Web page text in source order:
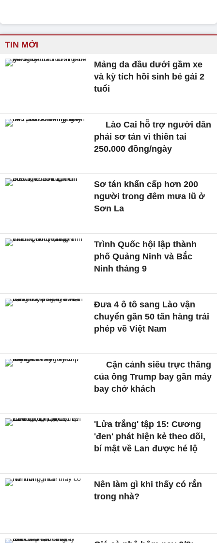
TIN MỚI
Mảng da đầu dưới gầm xe
và kỳ tích hồi sinh bé gái 2
tuổi
Lào Cai hỗ trợ người dân
phải sơ tán vì thiên tai
250.000 đồng/ngày
Sơ tán khẩn cấp hơn 200
người trong đêm mưa lũ ở
Sơn La
Trình Quốc hội lập thành
phố Quảng Ninh và Bắc
Ninh tháng 9
Đưa 4 ô tô sang Lào vận
chuyển gần 50 tấn hàng trái
phép về Việt Nam
Cận cảnh siêu trực thăng
của ông Trump bay gần máy
bay chở khách
'Lửa trắng' tập 15: Cương
'đen' phát hiện kẻ theo dõi,
bí mật về Lan được hé lộ
Nên làm gì khi thấy có rắn
trong nhà?